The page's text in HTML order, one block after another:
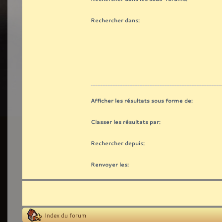
Rechercher dans:
Afficher les résultats sous forme de:
Classer les résultats par:
Rechercher depuis:
Renvoyer les:
Index du forum